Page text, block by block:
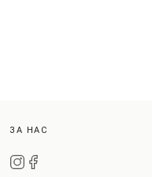
ЗА НАС